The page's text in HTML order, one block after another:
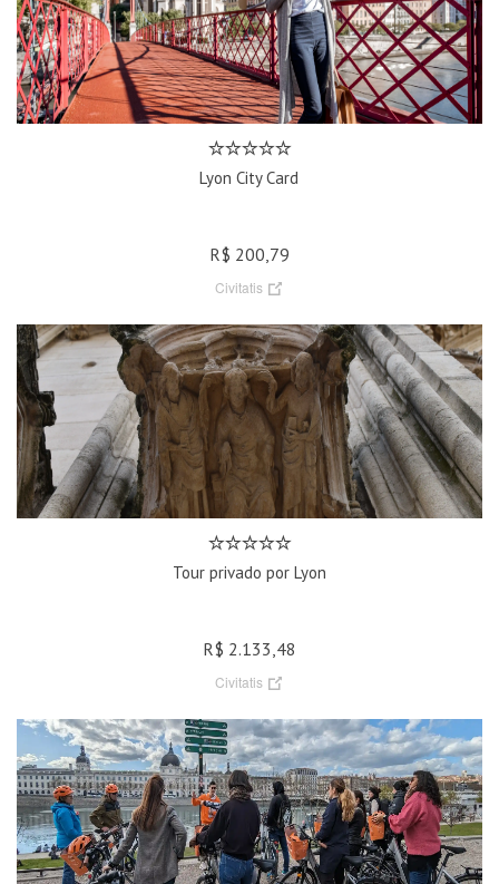
Lyon City Card
R$ 200,79
Civitatis
Tour privado por Lyon
R$ 2.133,48
Civitatis